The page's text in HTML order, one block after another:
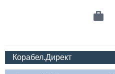
Корабел.Директ